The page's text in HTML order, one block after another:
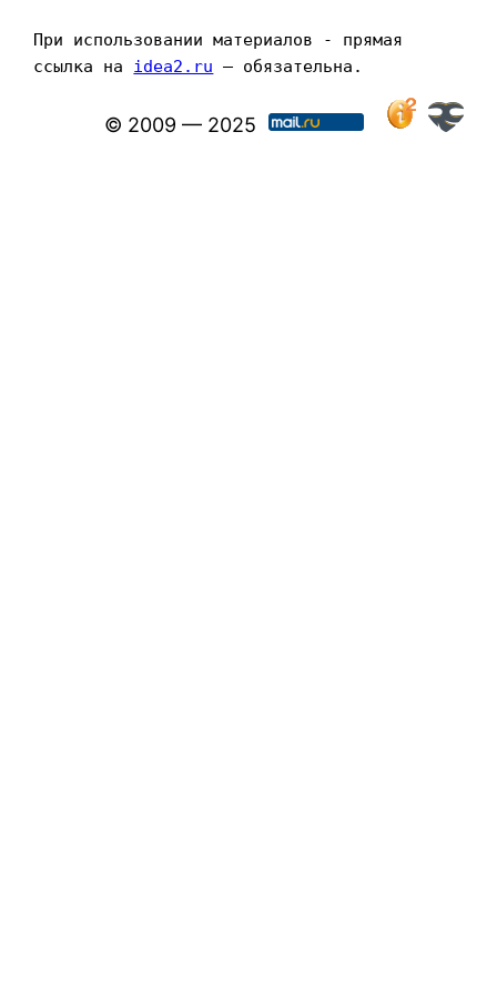
При использовании материалов - прямая
ссылка на idea2.ru — обязательна.
© 2009 — 2025